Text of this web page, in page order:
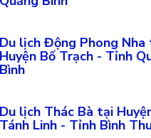
Du lịch Động Phong Nha
Huyện Bố Trạch - Tỉnh
Bình
Du lịch Thác Bà tại
Tánh Linh - Tỉnh Bình